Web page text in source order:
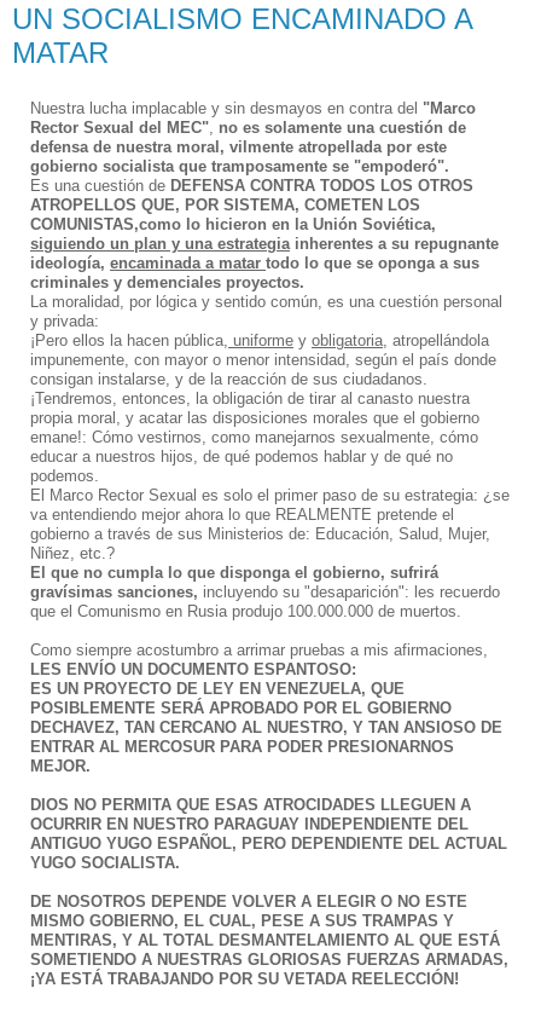
UN SOCIALISMO ENCAMINADO A
MATAR
Nuestra lucha implacable y sin desmayos en contra del "Marco
Rector Sexual del MEC" no es solamente una cuestión de
defensa de nuestra moral, vilmente atropellada por este
gobierno socialista que tramposamente se "empoderó".
Es una cuestión de DEFENSA CONTRA TODOS LOS OTROS
ATROPELLOS QUE, POR SISTEMA, COMETEN LOS
COMUNISTAS,como lo hicieron en la Unión Soviética,
siguiendo un plan y una estrategia inherentes a su repugnante
ideología, encaminada a matar todo lo que se oponga a sus
criminales y demenciales proyectos.
La moralidad, por lógica y sentido común, es una cuestión personal
y privada:
¡Pero ellos la hacen pública, uniforme y obligatoria , atropellándola
impunemente, con mayor o menor intensidad, según el país donde
consigan instalarse, y de la reacción de sus ciudadanos.
¡Tendremos, entonces, la obligación de tirar al canasto nuestra
propia moral, y acatar las disposiciones morales que el gobierno
emane!: Cómo vestirnos, como manejarnos sexualmente, cómo
educar a nuestros hijos, de qué podemos hablar y de qué no
podemos.
El Marco Rector Sexual es solo el primer paso de su estrategia: ¿se
va entendiendo mejor ahora lo que REALMENTE pretende el
gobierno a través de sus Ministerios de: Educación, Salud, Mujer,
Niñez, etc.?
El que no cumpla lo que disponga el gobierno, sufrirá
gravísimas sanciones, incluyendo su "desaparición": les recuerdo
que el Comunismo en Rusia produjo 100.000.000 de muertos.
Como siempre acostumbro a arrimar pruebas a mis afirmaciones,
LES ENVÍO UN DOCUMENTO ESPANTOSO:
ES UN PROYECTO DE LEY EN VENEZUELA, QUE
POSIBLEMENTE SERÁ APROBADO POR EL GOBIERNO
DECHAVEZ, TAN CERCANO AL NUESTRO, Y TAN ANSIOSO DE
ENTRAR AL MERCOSUR PARA PODER PRESIONARNOS
MEJOR.
DIOS NO PERMITA QUE ESAS ATROCIDADES LLEGUEN A
OCURRIR EN NUESTRO PARAGUAY INDEPENDIENTE DEL
ANTIGUO YUGO ESPAÑOL, PERO DEPENDIENTE DEL ACTUAL
YUGO SOCIALISTA.
DE NOSOTROS DEPENDE VOLVER A ELEGIR O NO ESTE
MISMO GOBIERNO, EL CUAL, PESE A SUS TRAMPAS Y
MENTIRAS, Y AL TOTAL DESMANTELAMIENTO AL QUE ESTÁ
SOMETIENDO A NUESTRAS GLORIOSAS FUERZAS ARMADAS,
¡YA ESTÁ TRABAJANDO POR SU VETADA REELECCIÓN!